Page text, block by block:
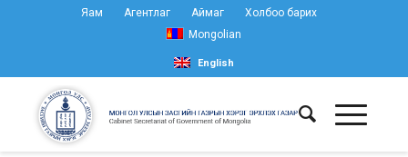
Яам Агентлаг Аймаг
Холбоо барих
Mongolian
English